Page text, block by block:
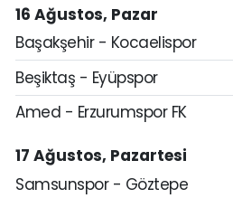
16 Ağustos, Pazar
Başakşehir - Kocaelispor
Beşiktaş - Eyüpspor
Amed - Erzurumspor FK
17 Ağustos, Pazartesi
Samsunspor - Göztepe